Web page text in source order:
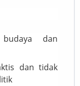
dan
dan tidak